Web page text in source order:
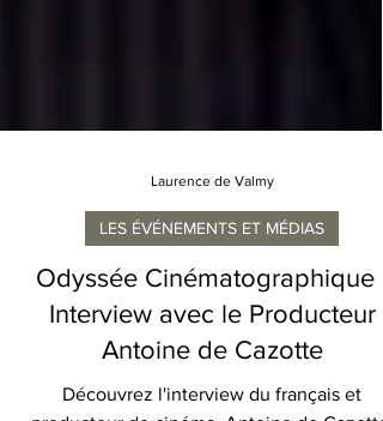
Laurence de Valmy
LES ÉVÉNEMENTS ET MÉDIAS
Odyssée Cinématographique :
Interview avec le Producteur
Antoine de Cazotte